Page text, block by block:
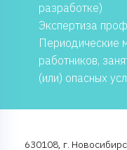
разработке)
Экспертиза
Периодические
работников,
(или) опасных
630108, г.